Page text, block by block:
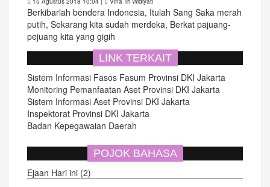
Berkibarlah bendera Indonesia, Itulah Sang Saka merah
putih, Sekarang kita sudah merdeka, Berkat pajuang-
pejuang kita yang gigih
LINK TERKAIT
Sistem Informasi Fasos Fasum Provinsi DKI Jakarta
Monitoring Pemanfaatan Aset Provinsi DKI Jakarta
Sistem Informasi Aset Provinsi DKI Jakarta
Inspektorat Provinsi DKI Jakarta
Badan Kepegawaian Daerah
POJOK BAHASA
Ejaan Hari ini (2)